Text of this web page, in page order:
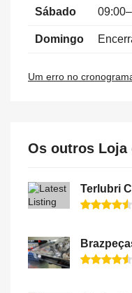
Sábado
Domingo
Um erro no
Os outros Loja
Terlubri